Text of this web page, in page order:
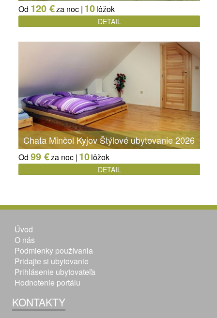
Od 120 €za noc | 10lôžok
DETAIL
Chata Minčol Kyjov Štýlové ubytovanie 2026
Od 99 €za noc | 10lôžok
DETAIL
Úvod
O nás
Podmienky používania
Pridajte si ubytovanie
Prihlásenie ubytovateľa
Hodnotenie portálu
KONTAKTY